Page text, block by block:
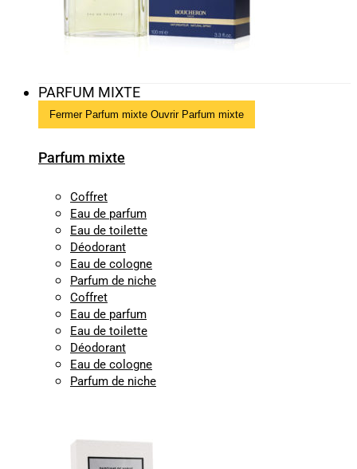
PARFUM MIXTE
Fermer Parfum mixte Ouvrir Parfum mixte
Parfum mixte
Coffret
Eau de parfum
Eau de toilette
Déodorant
Eau de cologne
Parfum de niche
Coffret
Eau de parfum
Eau de toilette
Déodorant
Eau de cologne
Parfum de niche